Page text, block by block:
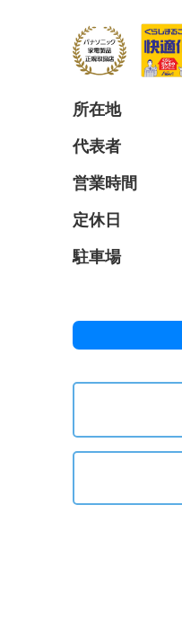
所在地
代表者
営業時間
定休日
駐車場